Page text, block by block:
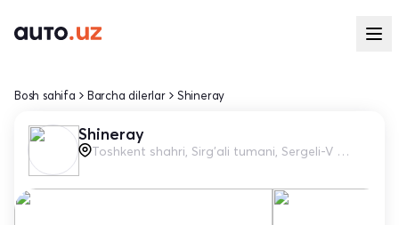
Bosh sahifa Barcha dilerlar Shineray
Shineray
Toshkent shahri, Sirg'ali tumani, Sergeli-V massivi, 55